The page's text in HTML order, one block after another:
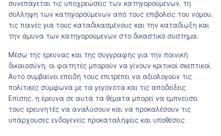
συνεπάγεται τις υποχρεώσεις των κατηγορούμενων, τη
σύλληψη των κατηγορούμενων από τους επιβολείς του νόμου,
τις ποινές για τους καταδικασμένους και την καταδίωξη και
την άμυνα των κατηγορούμενων στο δικαστικό σύστημα.
Μέσω της έρευνας και της συγγραφής για την ποινική
δικαιοσύνη, οι φοιτητές μπορούν να γίνουν κριτικοί σκεπτικοί.
Αυτό συμβαίνει επειδή τους επιτρέπει να αξιολογούν τις
πολιτικές σύμφωνα με τα γεγονότα και τις αποδείξεις.
Επίσης, η έρευνα σε αυτά τα θέματα μπορεί να εμπνεύσει
τους ερευνητές να αναλύσουν και να προκαλέσουν τις
υπάρχουσες ενδογενείς προκαταλήψεις και υποθέσεις.